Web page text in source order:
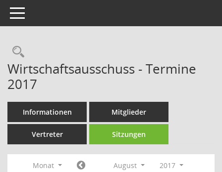
Toggle navigation
Rechercheauswahl
Wirtschaftsausschuss - Termine
2017
Informationen Mitglieder
Vertreter Sitzungen
Monat August
2017